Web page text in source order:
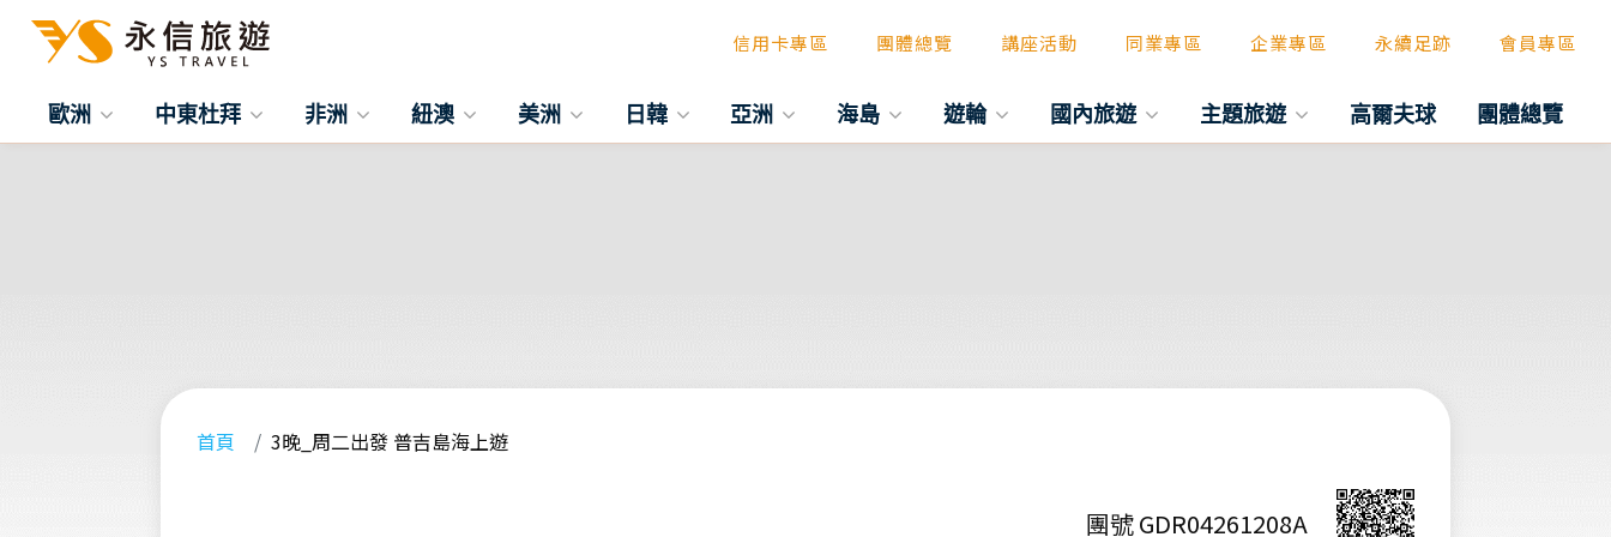
信用卡專區 團體總覽 講座活動 同業專區 企業專區 永續足跡 會員專區
歐洲 中東杜拜 非洲 紐澳 美洲 日韓 亞洲 海島 遊輪 國內旅遊 主題旅遊 高爾夫球 團體總覽
首頁 3晚_周二出發 普吉島海上遊
團號 GDR04261208A